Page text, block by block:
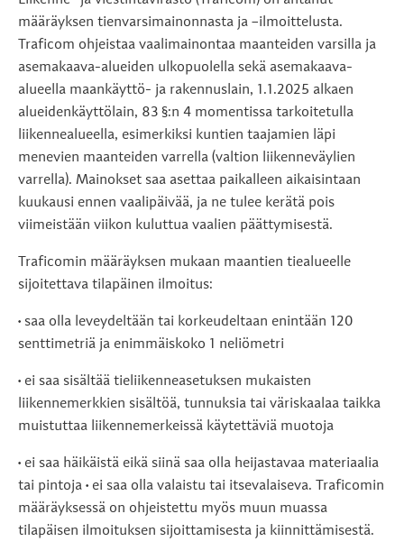
määräyksen tienvarsimainonnasta ja –ilmoittelusta.
Traficom ohjeistaa vaalimainontaa maanteiden varsilla ja
asemakaava-alueiden ulkopuolella sekä asemakaava-
alueella maankäyttö- ja rakennuslain, 1.1.2025 alkaen
alueidenkäyttölain, 83 §:n 4 momentissa tarkoitetulla
liikennealueella, esimerkiksi kuntien taajamien läpi
menevien maanteiden varrella (valtion liikenneväylien
varrella). Mainokset saa asettaa paikalleen aikaisintaan
kuukausi ennen vaalipäivää, ja ne tulee kerätä pois
viimeistään viikon kuluttua vaalien päättymisestä.
Traficomin määräyksen mukaan maantien tiealueelle
sijoitettava tilapäinen ilmoitus:
• saa olla leveydeltään tai korkeudeltaan enintään 120
senttimetriä ja enimmäiskoko 1 neliömetri
• ei saa sisältää tieliikenneasetuksen mukaisten
liikennemerkkien sisältöä, tunnuksia tai väriskaalaa taikka
muistuttaa liikennemerkeissä käytettäviä muotoja
• ei saa häikäistä eikä siinä saa olla heijastavaa materiaalia
tai pintoja • ei saa olla valaistu tai itsevalaiseva. Traficomin
määräyksessä on ohjeistettu myös muun muassa
tilapäisen ilmoituksen sijoittamisesta ja kiinnittämisestä.